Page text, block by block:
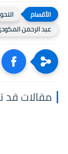
عبد الرحمن
مقالات